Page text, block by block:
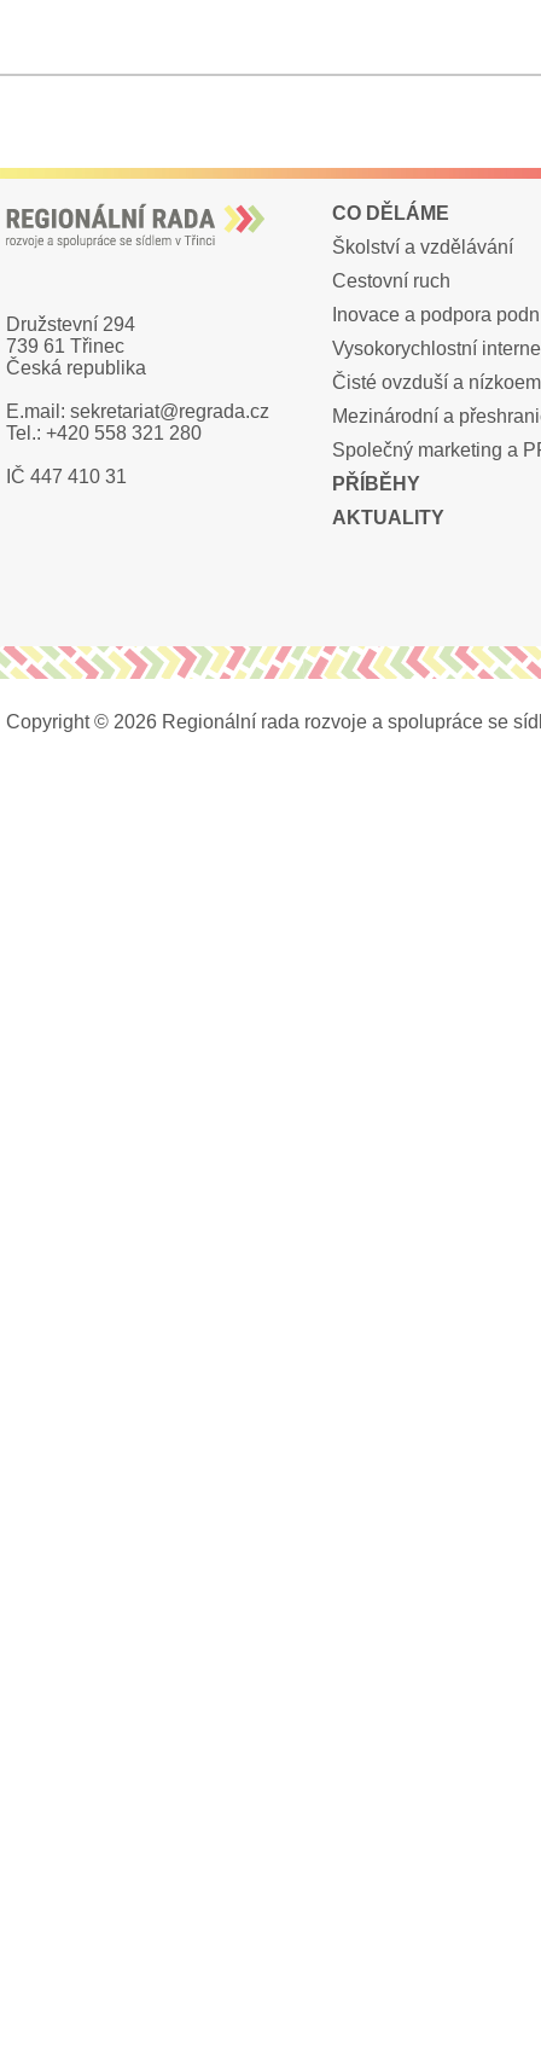
Družstevní 294
739 61 Třinec
Česká republika
E.mail: sekretariat@regrada.cz
Tel.: +420 558 321 280
IČ 447 410 31
CO DĚLÁME
Školství a vzdělávání
Cestovní ruch
Inovace a podpora
Vysokorychlostní
Čisté ovzduší a
Mezinárodní a
Společný marketing a
PŘÍBĚHY
AKTUALITY
Copyright © 2026 Regionální rada rozvoje a spolupráce se